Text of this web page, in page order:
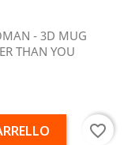
- 3D MUG
THAN YOU
favorite_border